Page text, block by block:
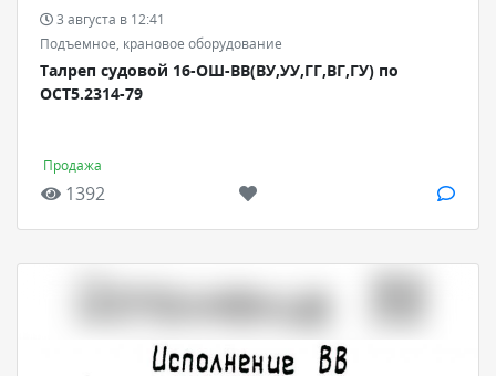
3 августа в 12:41
Подъемное, крановое оборудование
Талреп судовой 16-ОШ-ВВ(ВУ,УУ,ГГ,ВГ,ГУ) по
ОСТ5.2314-79
Продажа
1392